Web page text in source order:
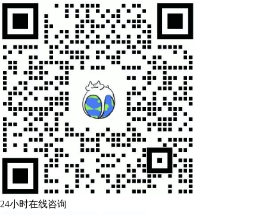
24小时在线咨询